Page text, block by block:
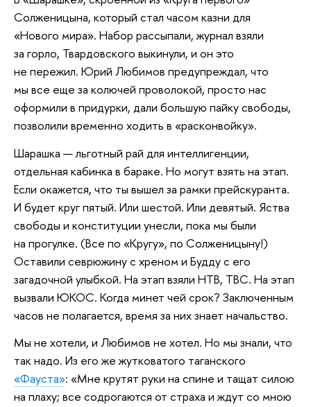
Солженицына, который стал часом казни для
«Нового мира». Набор рассыпали, журнал взяли
за горло, Твардовского выкинули, и он это
не пережил. Юрий Любимов предупреждал, что
мы все еще за колючей проволокой, просто нас
оформили в придурки, дали большую пайку свободы,
позволили временно ходить в «расконвойку».
Шарашка — льготный рай для интеллигенции,
отдельная кабинка в бараке. Но могут взять на этап.
Если окажется, что ты вышел за рамки прейскуранта.
И будет круг пятый. Или шестой. Или девятый. Яства
свободы и конституции унесли, пока мы были
на прогулке. (Все по «Кругу», по Солженицыну!)
Оставили севрюжину с хреном и Будду с его
загадочной улыбкой. На этап взяли НТВ, ТВС. На этап
вызвали ЮКОС. Когда минет чей срок? Заключенным
часов не полагается, время за них знает начальство.
Мы не хотели, и Любимов не хотел. Но мы знали, что
так надо. Из его же жутковатого таганского
«Фауста»: «Мне крутят руки на спине и тащат силою
на плаху; все содрогаются от страха и ждут со мною